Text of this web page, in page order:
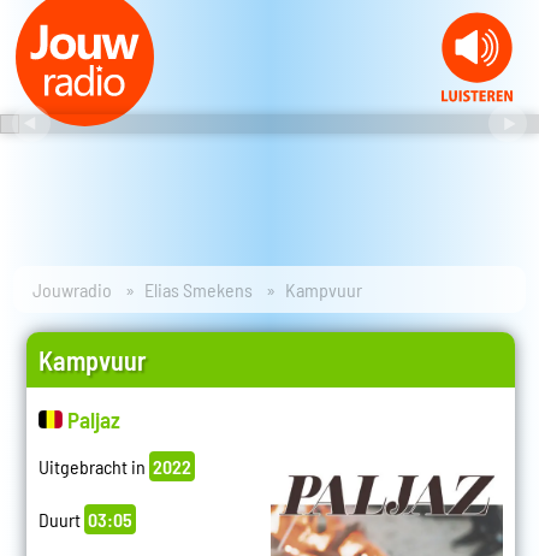
Jouwradio Elias Smekens Kampvuur
Kampvuur
Paljaz
Uitgebracht in 2022
Duurt 03:05